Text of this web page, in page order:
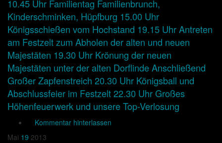
Kommentar hinterlassen
Mai 19 2013